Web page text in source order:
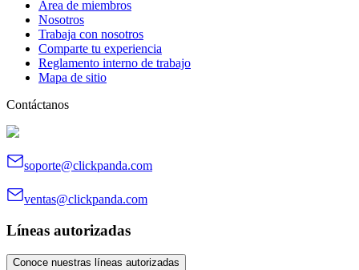
Área de miembros
Nosotros
Trabaja con nosotros
Comparte tu experiencia
Reglamento interno de trabajo
Mapa de sitio
Contáctanos
soporte@clickpanda.com
ventas@clickpanda.com
Líneas autorizadas
Conoce nuestras líneas autorizadas